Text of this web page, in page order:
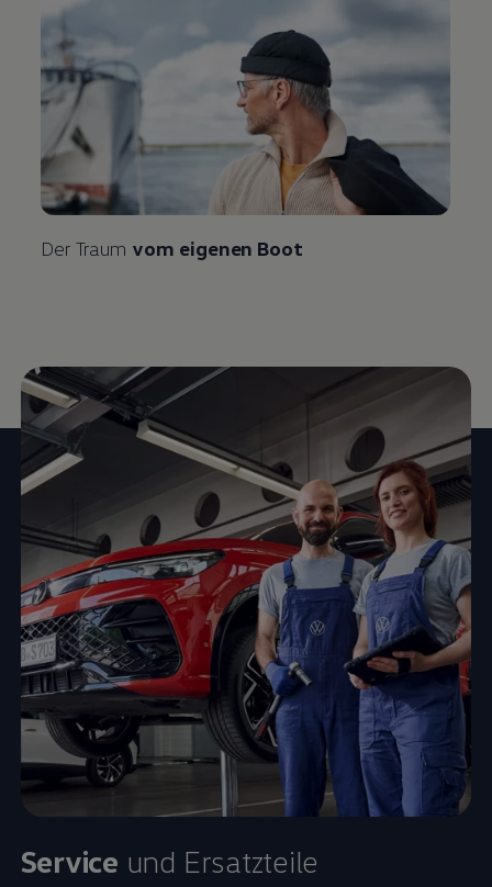
Der Traum vom eigenen Boot
Service und Ersatzteile